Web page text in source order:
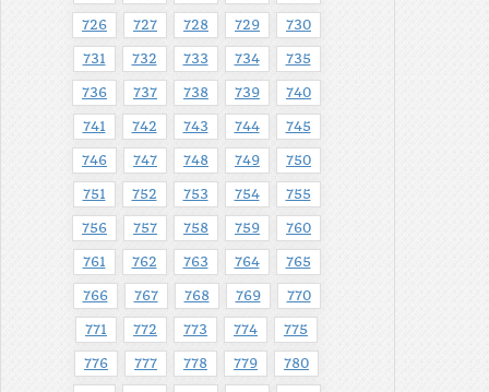
726 727 728 729 730
731 732 733 734 735
736 737 738 739 740
741 742 743 744 745
746 747 748 749 750
751 752 753 754 755
756 757 758 759 760
761 762 763 764 765
766 767 768 769 770
771 772 773 774 775
776 777 778 779 780